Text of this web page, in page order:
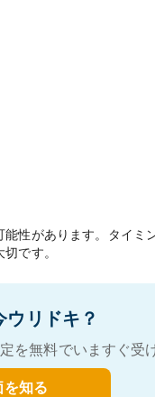
性があります。タイミ
です。
ウリドキ？
を無料でいますぐ
知る